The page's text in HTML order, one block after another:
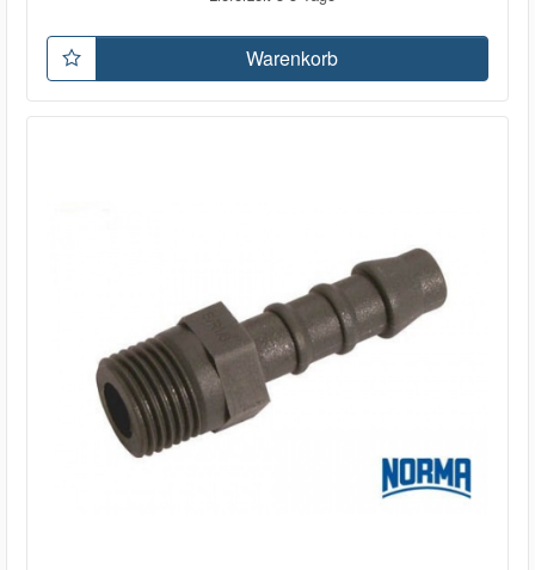
Warenkorb